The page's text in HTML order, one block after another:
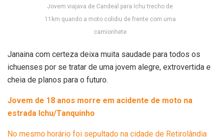
Jovem viajava de Candeal para Ichu trecho de
11km quando a moto colidiu de frente com uma
camionhete
Janaina com certeza deixa muita saudade para todos os
ichuenses por se tratar de uma jovem alegre, extrovertida e
cheia de planos para o futuro.
Jovem de 18 anos morre em acidente de moto na
estrada Ichu/Tanquinho
No mesmo horário foi sepultado na cidade de Retirolândia